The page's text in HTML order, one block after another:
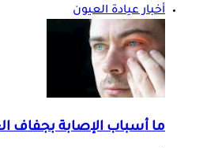
أخبار عيادة العيون
ما أسباب الإصابة بجفاف